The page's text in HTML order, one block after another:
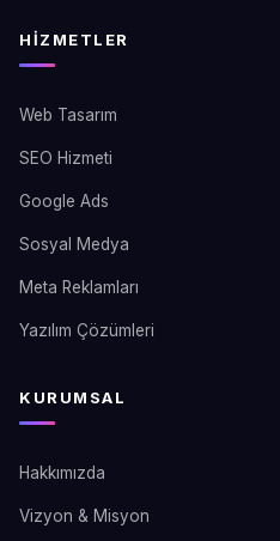
HIZMETLER
Web Tasarım
SEO Hizmeti
Google Ads
Sosyal Medya
Meta Reklamları
Yazılım Çözümleri
KURUMSAL
Hakkımızda
Vizyon & Misyon